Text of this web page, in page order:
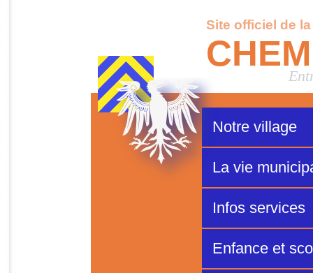
Site officiel de
Notre village
La vie
Infos services
Enfance et